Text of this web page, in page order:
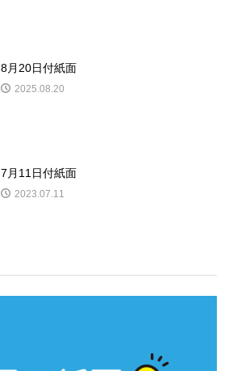
8月20日付紙面
2025.08.20
7月11日付紙面
2023.07.11